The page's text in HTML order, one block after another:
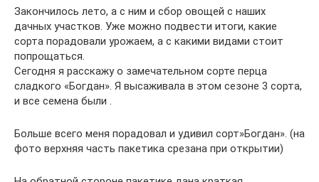
Закончилось лето, а с ним и сбор овощей с наших
дачных участков. Уже можно подвести итоги, какие
сорта порадовали урожаем, а с какими видами стоит
попрощаться.
Сегодня я расскажу о замечательном сорте перца
сладкого «Богдан». Я высаживала в этом сезоне 3 сорта,
и все семена были .
Больше всего меня порадовал и удивил сорт»Богдан». (на
фото верхняя часть пакетика срезана при открытии)